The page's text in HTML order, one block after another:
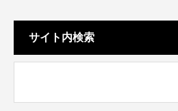
サイト内検索